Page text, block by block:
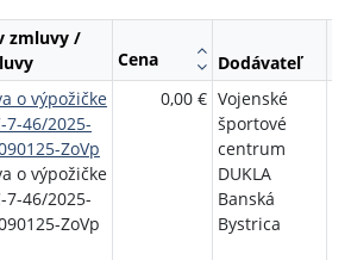
zmluvy /
Cena Dodávateľ
o výpožičke
7-46/2025-
ZoVp
o výpožičke
7-46/2025-
ZoVp
0,00 € Vojenské
športové
centrum
DUKLA
Banská
Bystrica